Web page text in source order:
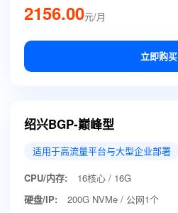
2156.00元/月
立即购买
绍兴BGP-巅峰型
适用于高流量平台与大型企业部署
CPU/内存:
16核心 / 16G
硬盘/IP:
200G NVMe / 公网1个